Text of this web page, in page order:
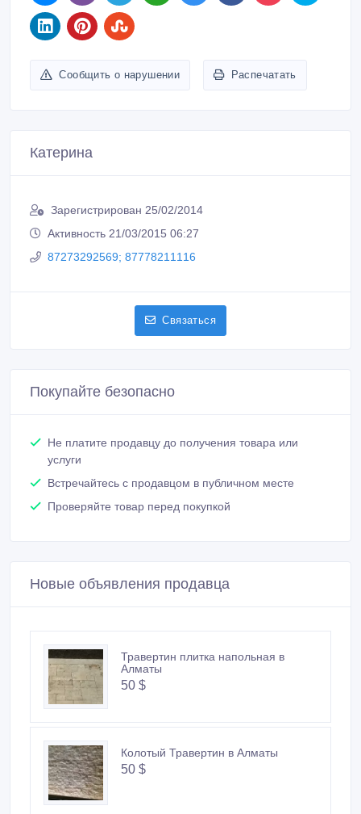
Сообщить о нарушении Распечатать
Катерина
Зарегистрирован 25/02/2014
Активность 21/03/2015 06:27
87273292569; 87778211116
Связаться
Покупайте безопасно
Не платите продавцу до получения товара или
услуги
Встречайтесь с продавцом в публичном месте
Проверяйте товар перед покупкой
Новые объявления продавца
Травертин плитка напольная в
Алматы
50 $
Колотый Травертин в Алматы
50 $